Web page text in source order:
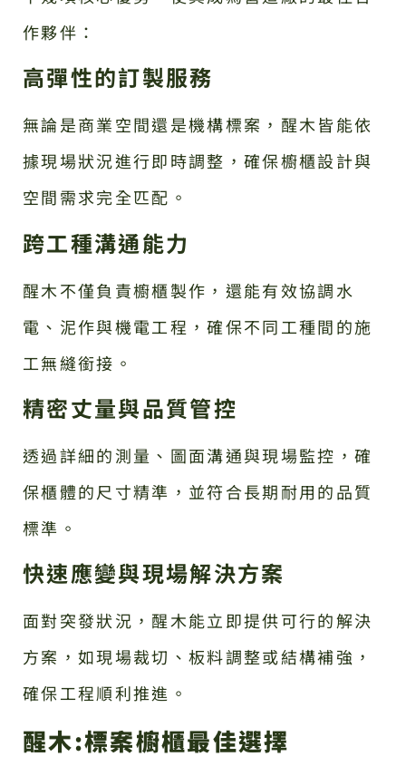
作夥伴：
高彈性的訂製服務
無論是商業空間還是機構標案，醒木皆能依
據現場狀況進行即時調整，確保櫥櫃設計與
空間需求完全匹配。
跨工種溝通能力
醒木不僅負責櫥櫃製作，還能有效協調水
電、泥作與機電工程，確保不同工種間的施
工無縫銜接。
精密丈量與品質管控
透過詳細的測量、圖面溝通與現場監控，確
保櫃體的尺寸精準，並符合長期耐用的品質
標準。
快速應變與現場解決方案
面對突發狀況，醒木能立即提供可行的解決
方案，如現場裁切、板料調整或結構補強，
確保工程順利推進。
醒木:標案櫥櫃最佳選擇